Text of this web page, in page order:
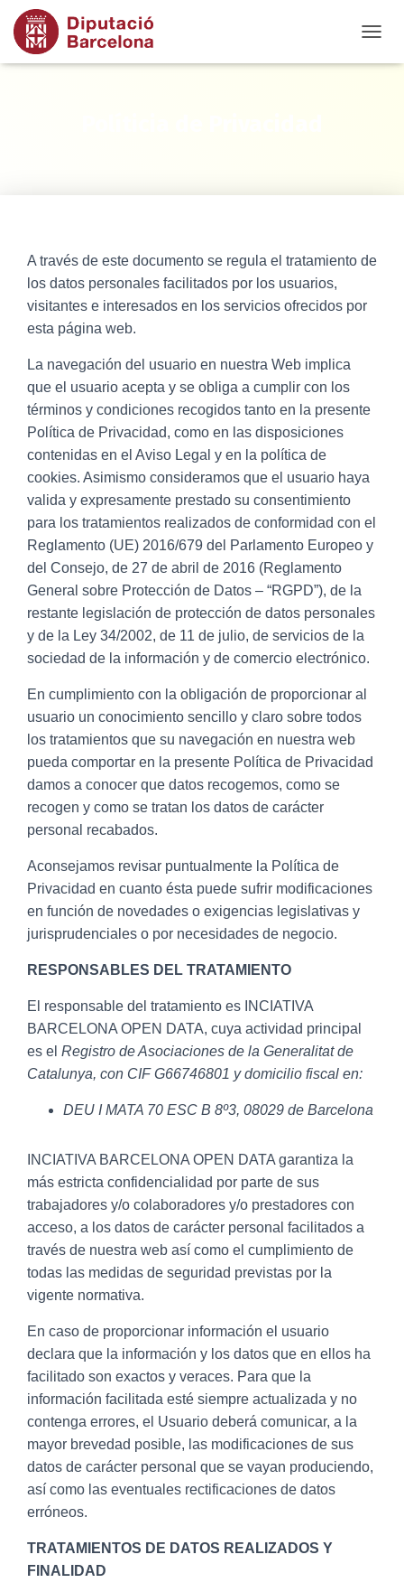
A través de este documento se regula el tratamiento de
los datos personales facilitados por los usuarios,
visitantes e interesados en los servicios ofrecidos por
esta página web.
La navegación del usuario en nuestra Web implica
que el usuario acepta y se obliga a cumplir con los
términos y condiciones recogidos tanto en la presente
Política de Privacidad, como en las disposiciones
contenidas en el Aviso Legal y en la política de
cookies. Asimismo consideramos que el usuario haya
valida y expresamente prestado su consentimiento
para los tratamientos realizados de conformidad con el
Reglamento (UE) 2016/679 del Parlamento Europeo y
del Consejo, de 27 de abril de 2016 (Reglamento
General sobre Protección de Datos – “RGPD”), de la
restante legislación de protección de datos personales
y de la Ley 34/2002, de 11 de julio, de servicios de la
sociedad de la información y de comercio electrónico.
En cumplimiento con la obligación de proporcionar al
usuario un conocimiento sencillo y claro sobre todos
los tratamientos que su navegación en nuestra web
pueda comportar en la presente Política de Privacidad
damos a conocer que datos recogemos, como se
recogen y como se tratan los datos de carácter
personal recabados.
Aconsejamos revisar puntualmente la Política de
Privacidad en cuanto ésta puede sufrir modificaciones
en función de novedades o exigencias legislativas y
jurisprudenciales o por necesidades de negocio.
RESPONSABLES DEL TRATAMIENTO
El responsable del tratamiento es INCIATIVA
BARCELONA OPEN DATA, cuya actividad principal
es el Registro de Asociaciones de la Generalitat de
Catalunya, con CIF G66746801 y domicilio fiscal en:
DEU I MATA 70 ESC B 8º3, 08029 de Barcelona
INCIATIVA BARCELONA OPEN DATA garantiza la
más estricta confidencialidad por parte de sus
trabajadores y/o colaboradores y/o prestadores con
acceso, a los datos de carácter personal facilitados a
través de nuestra web así como el cumplimiento de
todas las medidas de seguridad previstas por la
vigente normativa.
En caso de proporcionar información el usuario
declara que la información y los datos que en ellos ha
facilitado son exactos y veraces. Para que la
información facilitada esté siempre actualizada y no
contenga errores, el Usuario deberá comunicar, a la
mayor brevedad posible, las modificaciones de sus
datos de carácter personal que se vayan produciendo,
así como las eventuales rectificaciones de datos
erróneos.
TRATAMIENTOS DE DATOS REALIZADOS Y
FINALIDAD